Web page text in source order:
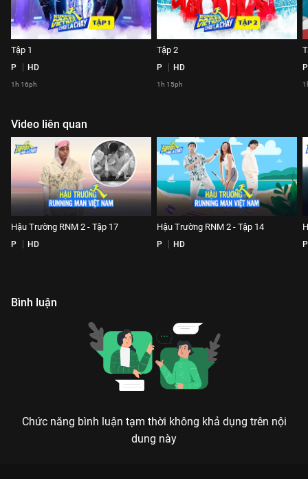
Tập 1
P HD
1h 16ph
Tập 2
P HD
1h 15ph
P
Video liên quan
Hậu Trường RNM 2 - Tập 17
P HD
Hậu Trường RNM 2 - Tập 14
P HD P
Bình luận
Chức năng bình luận tạm thời không khả dụng trên nội
dung này